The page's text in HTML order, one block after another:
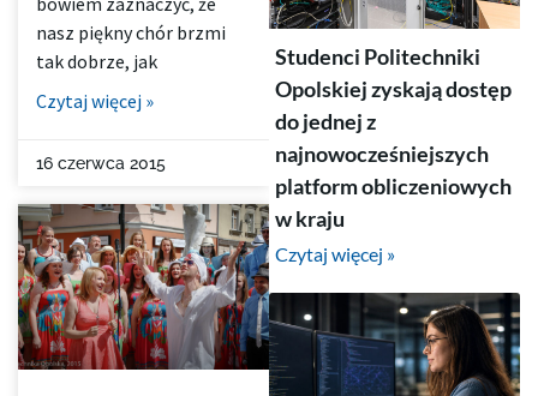
nasz piękny chór brzmi
tak dobrze, jak
Czytaj więcej »
16 czerwca 2015
Studenci Politechniki
Opolskiej zyskają dostęp
do jednej z
najnowocześniejszych
platform obliczeniowych
w kraju
Czytaj więcej »